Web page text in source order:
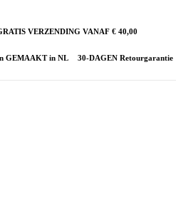
VERZENDING VANAF € 40,00
GEMAAKT in NL 30-DAGEN Retourgarantie